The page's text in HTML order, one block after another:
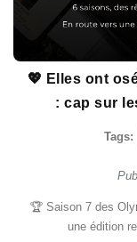
💖 Elles ont
: cap sur
Tags:
🏆 Saison 7 des
une édition